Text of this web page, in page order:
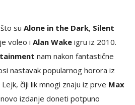
su Alone in the Dark, Silent
voleo i Alan Wake igru iz 2010.
nam nakon fantastične
nastavak popularnog horora iz
čiji lik mnogi znaju iz prve Max
izdanje doneti potpuno